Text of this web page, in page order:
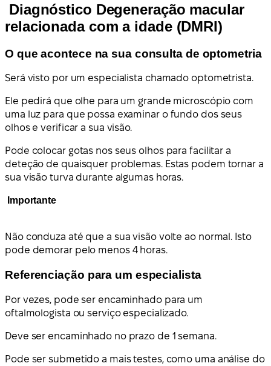
Diagnóstico Degeneração macular
relacionada com a idade (DMRI)
O que acontece na sua consulta de optometria
Será visto por um especialista chamado optometrista.
Ele pedirá que olhe para um grande microscópio com
uma luz para que possa examinar o fundo dos seus
olhos e verificar a sua visão.
Pode colocar gotas nos seus olhos para facilitar a
deteção de quaisquer problemas. Estas podem tornar a
sua visão turva durante algumas horas.
Importante
Não conduza até que a sua visão volte ao normal. Isto
pode demorar pelo menos 4 horas.
Referenciação para um especialista
Por vezes, pode ser encaminhado para um
oftalmologista ou serviço especializado.
Deve ser encaminhado no prazo de 1 semana.
Pode ser submetido a mais testes, como uma análise do